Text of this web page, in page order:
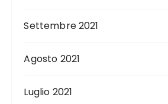
Settembre 2021
Agosto 2021
Luglio 2021